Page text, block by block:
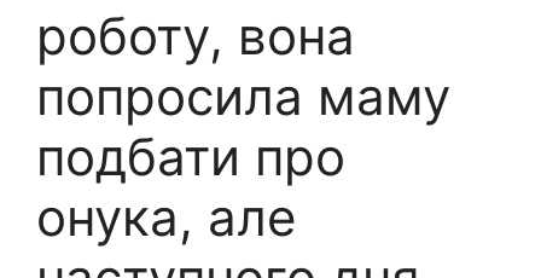
роботу, вона
попросила маму
подбати про
онука, але